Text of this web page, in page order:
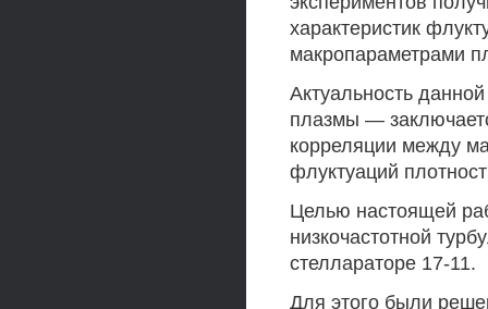
характеристик
макропараметрами
Актуальность
плазмы —
корреляции между
флуктуаций
Целью настоящей
низкочастотной
стеллараторе 17-11.
Для этого были